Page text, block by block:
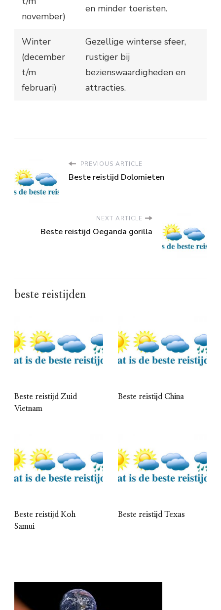
november)
en minder toeristen.
Winter
(december
t/m
februari)
Gezellige winterse sfeer,
rustiger bij
bezienswaardigheden en
attracties.
PREVIOUS ARTICLE
Beste reistijd Dolomieten
NEXT ARTICLE
Beste reistijd Oeganda gorilla
beste reistijden
Beste reistijd Zuid
Vietnam
Beste reistijd China
Beste reistijd Koh
Samui
Beste reistijd Texas